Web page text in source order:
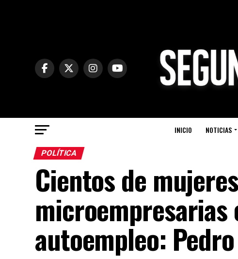
INICIO NOTICIAS
POLÍTICA
Cientos de
microempresarias
autoempleo: